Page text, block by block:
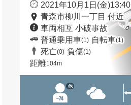
2021年10月1日(金)13:40
青森市柳川一丁目 付近
車両相互 小破事故
普通乗用車(1) 自転車(1)
死亡(0) 負傷(1)
距離104m
他